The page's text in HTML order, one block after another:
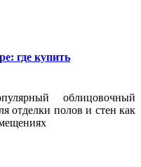
где купить
облицовочный
отделки полов и стен как